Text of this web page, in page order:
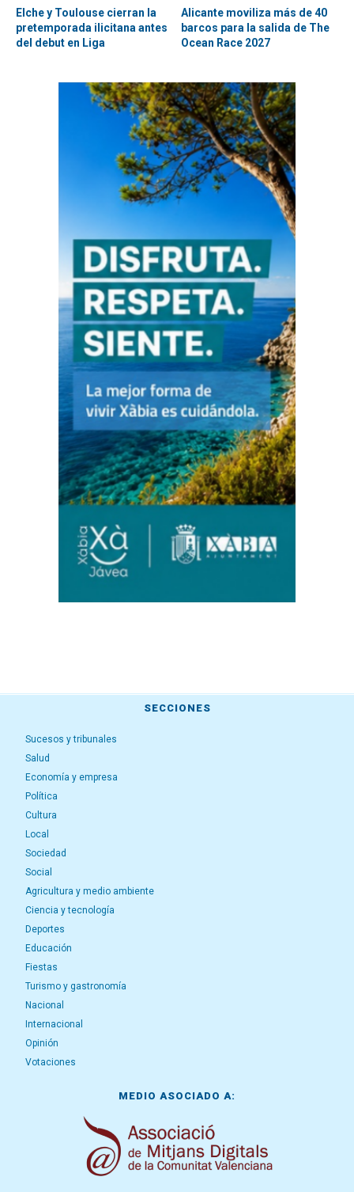
Elche y Toulouse cierran la
pretemporada ilicitana antes
del debut en Liga
Alicante moviliza más de 40
barcos para la salida de The
Ocean Race 2027
SECCIONES
Sucesos y tribunales
Salud
Economía y empresa
Política
Cultura
Local
Sociedad
Social
Agricultura y medio ambiente
Ciencia y tecnología
Deportes
Educación
Fiestas
Turismo y gastronomía
Nacional
Internacional
Opinión
Votaciones
MEDIO ASOCIADO A: